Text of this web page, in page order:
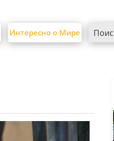
Интересно о Мире